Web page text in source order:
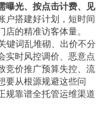
曝光、按点击计费、见
户搭建好计划，短时间
的精准访客体量。
键词乱堆砌、出价不分
实时风控调价、恶意点
竞价推广预算失控、流
要从根源规避这些问
规靠谱全托管运维渠道